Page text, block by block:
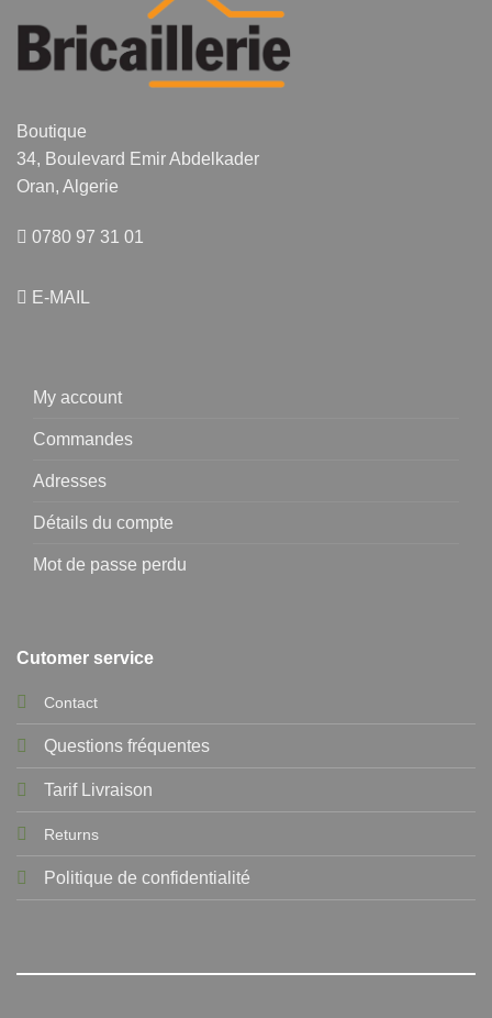
Boutique
34, Boulevard Emir Abdelkader
Oran, Algerie
0780 97 31 01
E-MAIL
My account
Commandes
Adresses
Détails du compte
Mot de passe perdu
Cutomer service
Contact
Questions fréquentes
Tarif Livraison
Returns
Politique de confidentialité